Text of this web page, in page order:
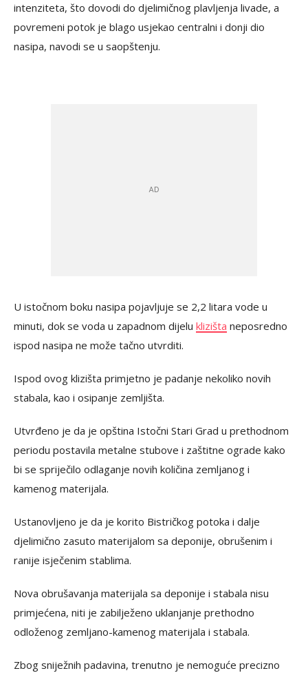
intenziteta, što dovodi do djelimičnog plavljenja livade, a
povremeni potok je blago usjekao centralni i donji dio
nasipa, navodi se u saopštenju.
U istočnom boku nasipa pojavljuje se 2,2 litara vode u
minuti, dok se voda u zapadnom dijelu klizišta neposredno
ispod nasipa ne može tačno utvrditi.
Ispod ovog klizišta primjetno je padanje nekoliko novih
stabala, kao i osipanje zemljišta.
Utvrđeno je da je opština Istočni Stari Grad u prethodnom
periodu postavila metalne stubove i zaštitne ograde kako
bi se spriječilo odlaganje novih količina zemljanog i
kamenog materijala.
Ustanovljeno je da je korito Bistričkog potoka i dalje
djelimično zasuto materijalom sa deponije, obrušenim i
ranije isječenim stablima.
Nova obrušavanja materijala sa deponije i stabala nisu
primjećena, niti je zabilježeno uklanjanje prethodno
odloženog zemljano-kamenog materijala i stabala.
Zbog sniježnih padavina, trenutno je nemoguće precizno